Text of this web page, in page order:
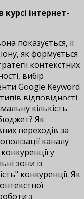
інтернет-
показується, її
як формується
контекстних
вибір
Google Keyword
відповідності
кількість
Як
переходів за
каналу
у
зони із
конкуренції. Як
з